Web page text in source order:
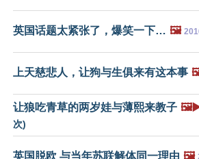
英国话题太紧张了，爆笑一下… 🖼️
上天慈悲人，让狗与生俱来有这本事
让狼吃青草的两岁娃与薄熙来教子
次)
英国脱欧 与当年苏联解体同一理由 🖼️